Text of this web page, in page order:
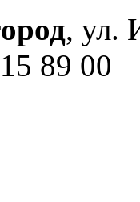
, ул.
89 00